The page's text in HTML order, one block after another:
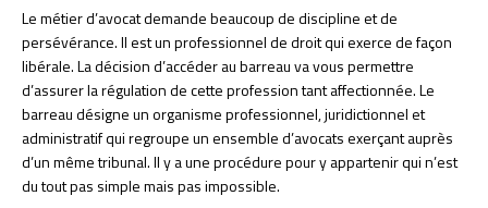
Le métier d’avocat demande beaucoup de discipline et de
persévérance. Il est un professionnel de droit qui exerce de façon
libérale. La décision d’accéder au barreau va vous permettre
d’assurer la régulation de cette profession tant affectionnée. Le
barreau désigne un organisme professionnel, juridictionnel et
administratif qui regroupe un ensemble d’avocats exerçant auprès
d’un même tribunal. Il y a une procédure pour y appartenir qui n’est
du tout pas simple mais pas impossible.